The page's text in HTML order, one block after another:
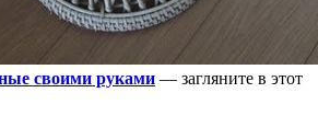
своими руками — загляните в этот